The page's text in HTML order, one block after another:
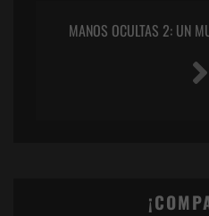
MANOS OCULTAS 2: UN